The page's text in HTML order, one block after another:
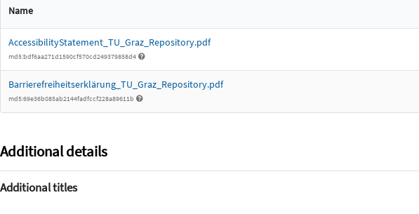
Name
AccessibilityStatement_TU_Graz_Repository.pdf
md5:bdf6aa271d1590cf570cd249379858d4
Barrierefreiheitserklärung_TU_Graz_Repository.pdf
md5:69e36b085ab2144fadfccf228a89611b
Additional details
Additional titles